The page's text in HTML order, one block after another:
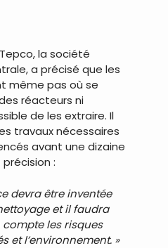
la société
a précisé que les
même pas où se
réacteurs ni
de les extraire. Il
travaux nécessaires
avant une dizaine
:
devra être inventée
et il faudra
les risques
et l’environnement. »